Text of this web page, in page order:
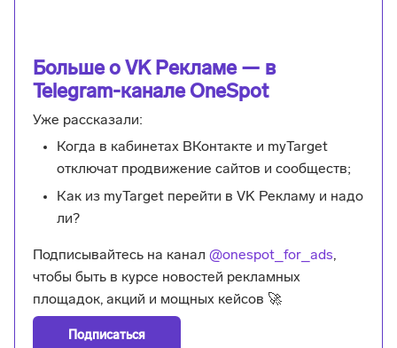
Больше о VK Рекламе — в
Telegram-канале OneSpot
Уже рассказали:
Когда в кабинетах ВКонтакте и myTarget
отключат продвижение сайтов и сообществ;
Как из myTarget перейти в VK Рекламу и надо
ли?
Подписывайтесь на канал @onespot_for_ads,
чтобы быть в курсе новостей рекламных
площадок, акций и мощных кейсов 🚀
Подписаться